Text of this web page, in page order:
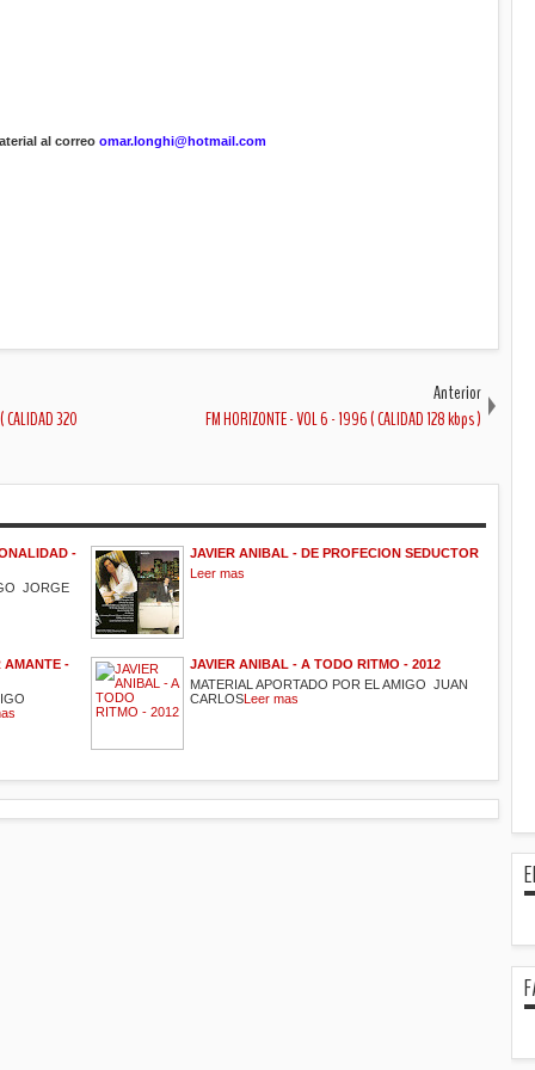
al correo omar.longhi@hotmail.com
CALIDAD 320
Anterior
FM HORIZONTE - VOL 6 - 1996 ( CALIDAD 128 kbps )
-
JORGE
JAVIER ANIBAL - DE PROFECION SEDUCTOR
Leer mas
AMANTE -
JAVIER ANIBAL - A TODO RITMO - 2012
MATERIAL APORTADO POR EL AMIGO JUAN
CARLOSLeer mas